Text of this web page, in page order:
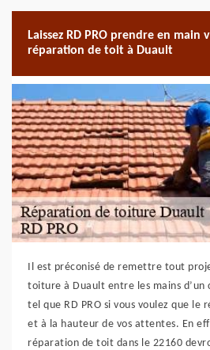
Laissez RD PRO prendre en main
réparation de toit à Duault
Il est préconisé de remettre tout
toiture à Duault entre les mains d’un
tel que RD PRO si vous voulez que le
et à la hauteur de vos attentes. En
réparation de toit dans le 22160